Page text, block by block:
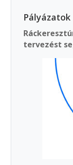
Pályázatok
tervezést